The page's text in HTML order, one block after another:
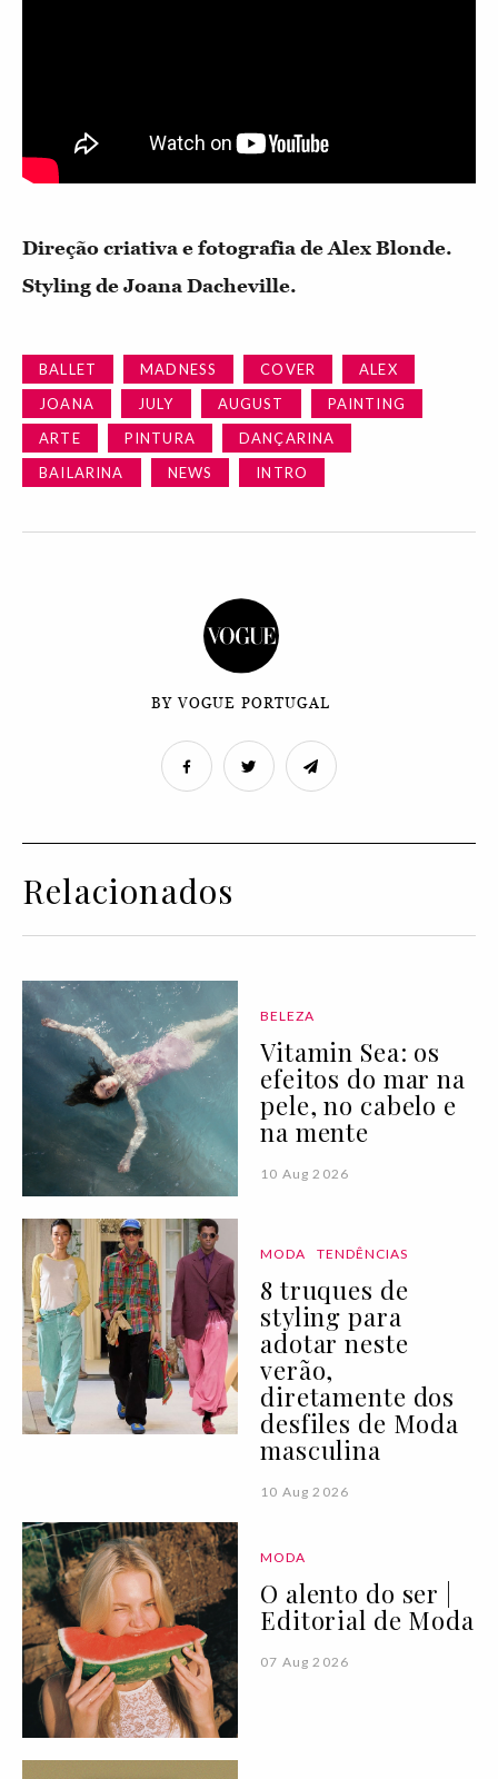
Direção criativa e fotografia de Alex Blonde.
Styling de Joana Dacheville.
BALLET MADNESS COVER
ALEX
JOANA
JULY AUGUST
PAINTING
ARTE
PINTURA
DANÇARINA
BAILARINA
NEWS INTRO
BY VOGUE PORTUGAL
Relacionados
BELEZA
Vitamin Sea: os
efeitos do mar na
pele, no cabelo e
na mente
10 Aug 2026
MODA TENDÊNCIAS
8 truques de
styling para
adotar neste
verão,
diretamente dos
desfiles de Moda
masculina
10 Aug 2026
MODA
O alento do ser |
Editorial de Moda
07 Aug 2026